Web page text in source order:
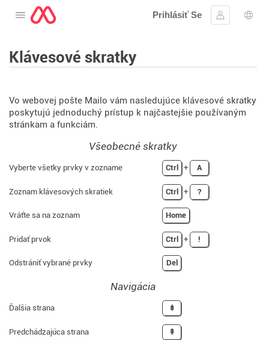
Otvorte menu
Prihlásiť Se
Prihlásiť sa
Klávesové skratky
Vo webovej pošte Mailo vám nasledujúce klávesové skratky
poskytujú jednoduchý prístup k najčastejšie používaným
stránkam a funkciám.
Všeobecné skratky
Vyberte všetky prvky v zozname Ctrl + A
Zoznam klávesových skratiek Ctrl + ?
Vráťte sa na zoznam Home
Pridať prvok Ctrl + !
Odstrániť vybrané prvky Del
Navigácia
Ďalšia strana ⇟
Predchádzajúca strana ⇞